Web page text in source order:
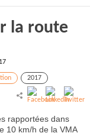
la route
2017
rapportées dans
10 km/h de la VMA